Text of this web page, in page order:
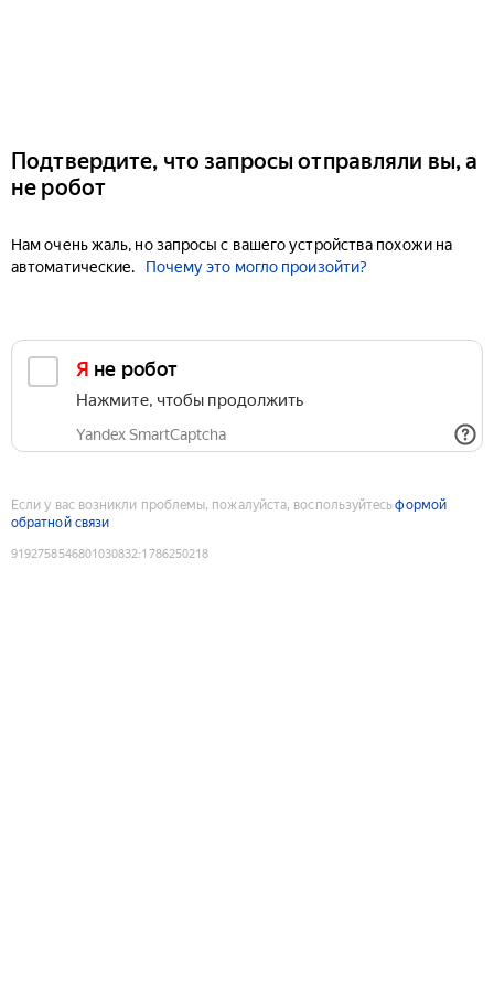
Подтвердите, что запросы отправляли вы, а
не робот
Нам очень жаль, но запросы с вашего устройства похожи на
автоматические.
Почему это могло произойти?
Я не робот
Нажмите, чтобы продолжить
Yandex SmartCaptcha
Если у вас возникли проблемы, пожалуйста, воспользуйтесьформой
обратной связи
9192758546801030832:1786250218